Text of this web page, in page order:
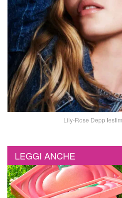
Lily-Rose Depp
LEGGI ANCHE